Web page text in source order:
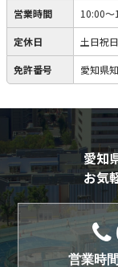
営業時間 10:00〜
定休日 土日祝日
免許番号 愛知県
愛知
お気
営業時